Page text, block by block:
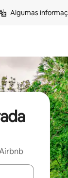
Algumas